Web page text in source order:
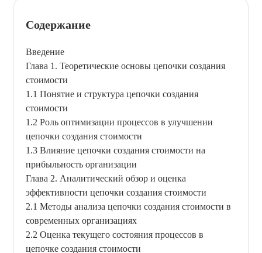
Содержание
Введение
Глава 1. Теоретические основы цепочки создания
стоимости
1.1 Понятие и структура цепочки создания
стоимости
1.2 Роль оптимизации процессов в улучшении
цепочки создания стоимости
1.3 Влияние цепочки создания стоимости на
прибыльность организации
Глава 2. Аналитический обзор и оценка
эффективности цепочки создания стоимости
2.1 Методы анализа цепочки создания стоимости в
современных организациях
2.2 Оценка текущего состояния процессов в
цепочке создания стоимости